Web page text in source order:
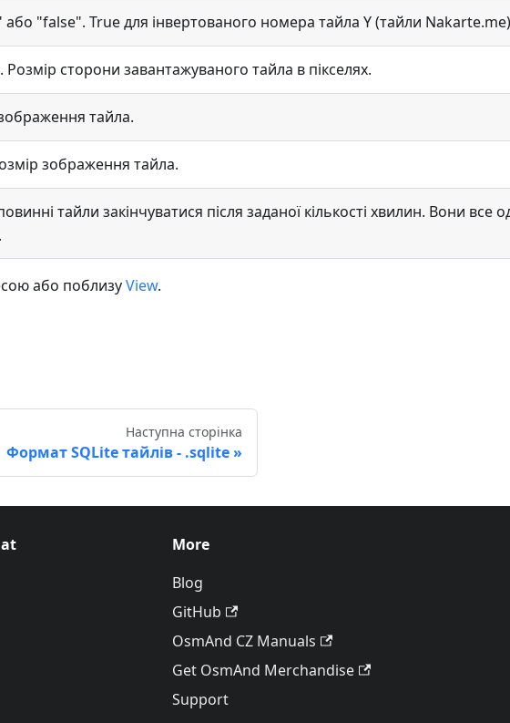
"false". True для інвертованого номера тайла Y (тайли
сторони завантажуваного тайла в пікселях.
тайла.
зображення тайла.
тайли закінчуватися після заданої кількості хвилин. Вони
або поблизуView.
Наступна сторінка
Формат SQLite тайлів - .sqlite
More
Blog
GitHub
OsmAnd CZ Manuals
Get OsmAnd Merchandise
Support